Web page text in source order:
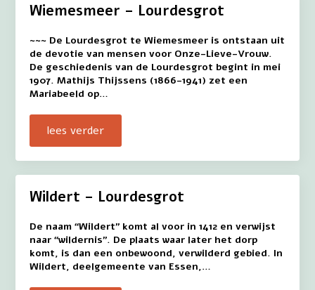
Wiemesmeer – Lourdesgrot
~~~ De Lourdesgrot te Wiemesmeer is ontstaan uit
de devotie van mensen voor Onze-Lieve-Vrouw.
De geschiedenis van de Lourdesgrot begint in mei
1907. Mathijs Thijssens (1866-1941) zet een
Mariabeeld op…
lees verder
Wildert – Lourdesgrot
De naam “Wildert” komt al voor in 1412 en verwijst
naar “wildernis”. De plaats waar later het dorp
komt, is dan een onbewoond, verwilderd gebied. In
Wildert, deelgemeente van Essen,…